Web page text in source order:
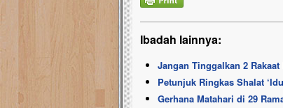
Ibadah lainnya:
Jangan Tinggalkan 2 Rakaat
Petunjuk Ringkas Shalat
Gerhana Matahari di 29